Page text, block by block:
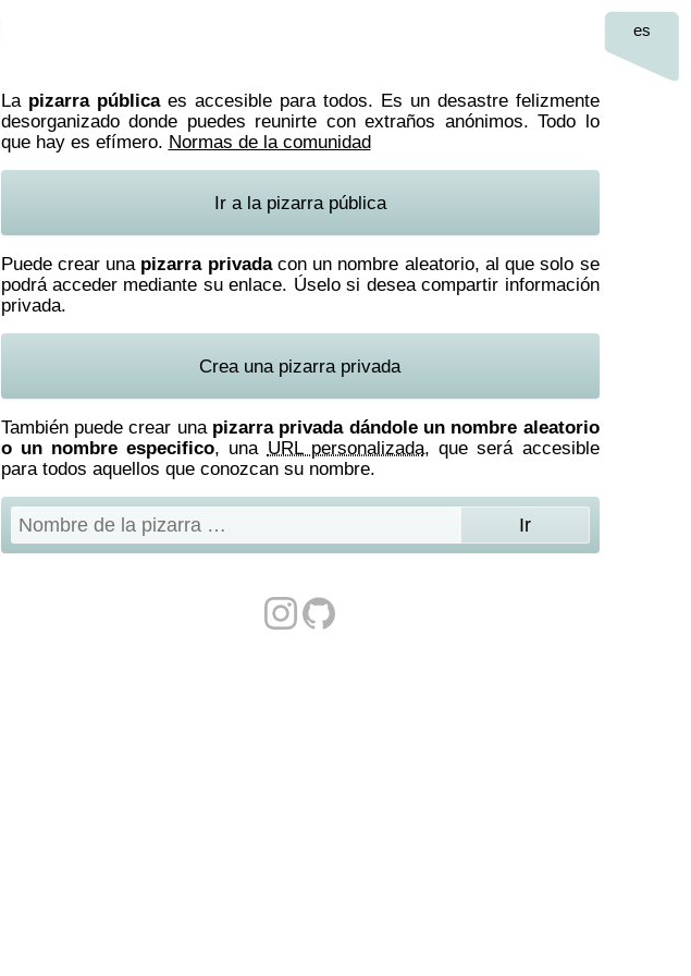
es
La pizarra públicaes accesible para todos. Es un desastre felizmente
desorganizado donde puedes reunirte con extraños anónimos. Todo lo
que hay es efímero. Normas de la comunidad
Ir a la pizarra pública
Puede crear una pizarra privadacon un nombre aleatorio, al que solo se
podrá acceder mediante su enlace. Úselo si desea compartir información
privada.
Crea una pizarra privada
También puede crear una pizarra privada dándole un nombre aleatorio
o un nombre especifico, una URL personalizada, que será accesible
para todos aquellos que conozcan su nombre.